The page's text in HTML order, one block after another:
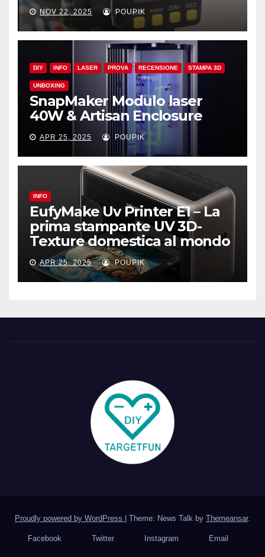
NOV 22, 2025 POUPIK
DIY INFO LASER PROVA RECENSIONE STAMPA 3D
UNBOXING
SnapMaker Modulo laser
40W & Artisan Enclosure
APR 25, 2025 POUPIK
INFO
EufyMake Uv Printer E1 – La
prima stampante UV 3D-
Texture domestica al mondo
APR 25, 2025 POUPIK
Proudly powered by WordPress Theme: News Talk by Themeansar.
Facebook Twitter Instagram Email